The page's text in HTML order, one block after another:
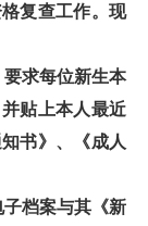
复查工作。现
求每位新生本
贴上本人最近
书》、《成人
档案与其《新